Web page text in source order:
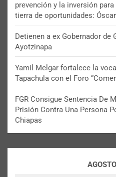
prevención y la inversión
tierra de oportunidades:
Detienen a ex Gobernador de
Ayotzinapa
Yamil Melgar fortalece la
Tapachula con el Foro
FGR Consigue Sentencia De
Prisión Contra Una Persona
Chiapas